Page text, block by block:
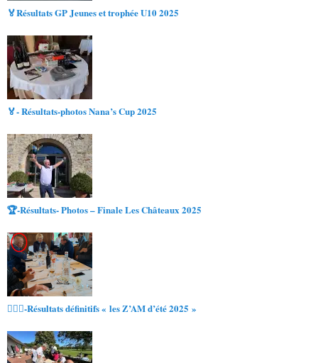
🏅Résultats GP Jeunes et trophée U10 2025
🏅- Résultats-photos Nana’s Cup 2025
🏆-Résultats- Photos – Finale Les Châteaux 2025
🏌️‍♀️🌞-Résultats définitifs « les Z’AM d’été 2025 »